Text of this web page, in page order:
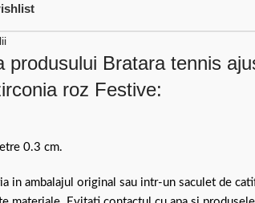
produsului Bratara tennis
roz Festive:
0.3 cm.
in ambalajul original sau intr-un saculet de